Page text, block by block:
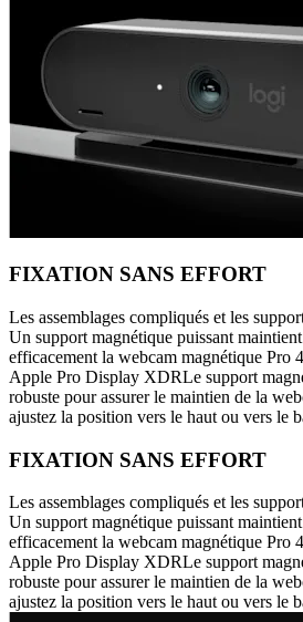
FIXATION SANS EFFORT
Les assemblages compliqués et les
Un support magnétique puissant
efficacement la webcam magnétique Pro
Apple Pro Display XDRLe support
robuste pour assurer le maintien de la
ajustez la position vers le haut ou vers le
FIXATION SANS EFFORT
Les assemblages compliqués et les
Un support magnétique puissant
efficacement la webcam magnétique Pro
Apple Pro Display XDRLe support
robuste pour assurer le maintien de la
ajustez la position vers le haut ou vers le